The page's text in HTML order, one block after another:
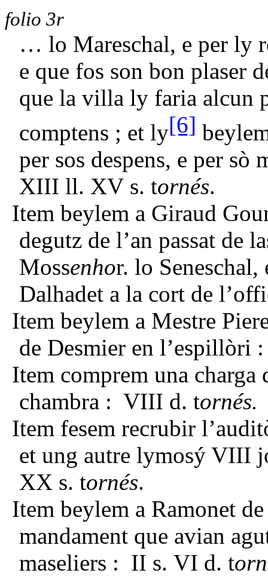
folio 3r
… lo Mareschal, e per ly
e que fos son bon plaser
que la villa ly faria alcun
comptens ; et ly[6]
per sos despens, e per sò
XIII ll. XV s. tornés.
Item beylem a Giraud
degutz de l’an passat de
Mossenhor. lo Seneschal,
Dalhadet a la cort de
Item beylem a Mestre
de Desmier en
Item comprem una charga
chambra : VIII d. tornés.
Item fesem recrubir
et ung autre lymosý VIII
XX s. tornés.
Item beylem a Ramonet
mandament que avian
maseliers : II s. VI d. t